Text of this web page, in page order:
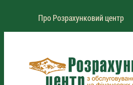
Про Розрахунковий центр